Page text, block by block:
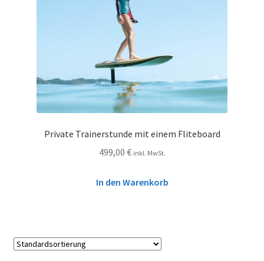
Private Trainerstunde mit einem Fliteboard
499,00 € inkl. MwSt.
In den Warenkorb